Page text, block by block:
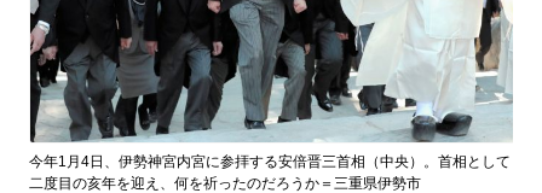
今年1月4日、伊勢神宮内宮に参拝する安倍晋三首相（中央）。首相として
二度目の亥年を迎え、何を祈ったのだろうか＝三重県伊勢市